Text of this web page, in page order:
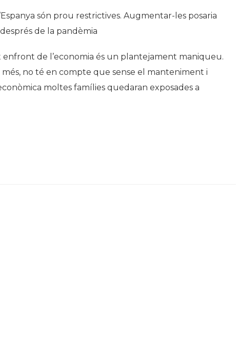
són prou restrictives. Augmentar-les posaria
de la pandèmia
de l’economia és un plantejament maniqueu.
no té en compte que sense el manteniment i
moltes famílies quedaran exposades a